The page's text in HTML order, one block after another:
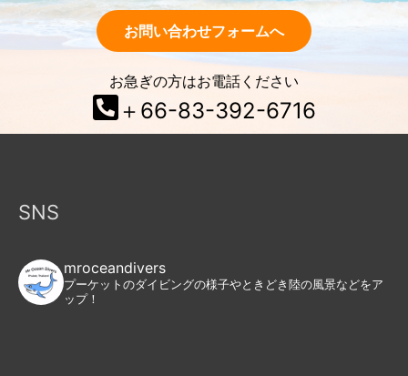
お問い合わせフォームへ
お急ぎの方はお電話ください
＋66-83-392-6716
SNS
mroceandivers
プーケットのダイビングの様子やときどき陸の風景などをア
ップ！